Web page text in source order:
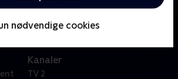
nødvendige cookies
Kanaler
TV 2